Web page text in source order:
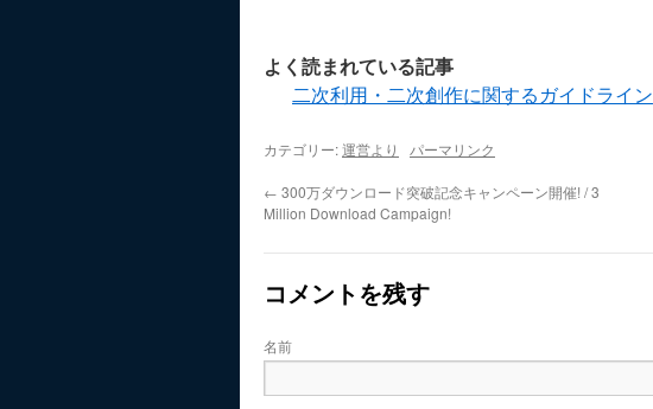
よく読まれている記事
二次利用・二次創作に関するガイドライン
カテゴリー:運営より パーマリンク
← 300万ダウンロード突破記念キャンペーン開催! / 3
Million Download Campaign!
コメントを残す
名前